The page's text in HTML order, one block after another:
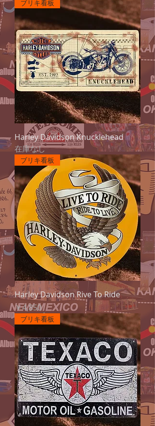
ブリキ看板
Harley Davidson Knucklehead
在庫なし
ブリキ看板
Harley Davidson Rive To Ride
価格
￥4,850
ブリキ看板